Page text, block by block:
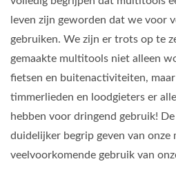
leven zijn geworden dat we voor
gebruiken. We zijn er trots op te
gemaakte multitools niet alleen
fietsen en buitenactiviteiten,
timmerlieden en loodgieters er
hebben voor dringend gebruik!
duidelijker begrip geven van onze
veelvoorkomende gebruik van